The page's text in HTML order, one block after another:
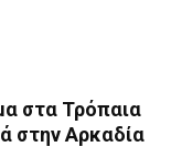
στα Τρόπαια
στην Αρκαδία